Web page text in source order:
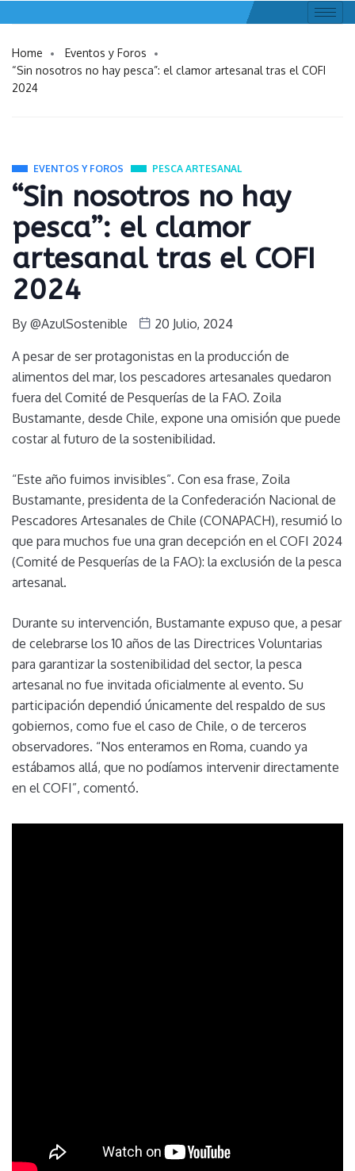
Home
Eventos y Foros
“Sin nosotros no hay pesca”: el clamor artesanal tras el COFI
2024
EVENTOS Y FOROS PESCA ARTESANAL
“Sin nosotros no hay
pesca”: el clamor
artesanal tras el COFI
2024
By @AzulSostenible 20 Julio, 2024
A pesar de ser protagonistas en la producción de
alimentos del mar, los pescadores artesanales quedaron
fuera del Comité de Pesquerías de la FAO. Zoila
Bustamante, desde Chile, expone una omisión que puede
costar al futuro de la sostenibilidad.
“Este año fuimos invisibles”. Con esa frase, Zoila
Bustamante, presidenta de la Confederación Nacional de
Pescadores Artesanales de Chile (CONAPACH), resumió lo
que para muchos fue una gran decepción en el COFI 2024
(Comité de Pesquerías de la FAO): la exclusión de la pesca
artesanal.
Durante su intervención, Bustamante expuso que, a pesar
de celebrarse los 10 años de las Directrices Voluntarias
para garantizar la sostenibilidad del sector, la pesca
artesanal no fue invitada oficialmente al evento. Su
participación dependió únicamente del respaldo de sus
gobiernos, como fue el caso de Chile, o de terceros
observadores. “Nos enteramos en Roma, cuando ya
estábamos allá, que no podíamos intervenir directamente
en el COFI”, comentó.